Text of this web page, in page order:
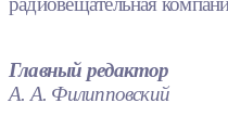
Главный редактор
А. А. Филипповский